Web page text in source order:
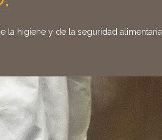
higiene y de la seguridad alimentaria.